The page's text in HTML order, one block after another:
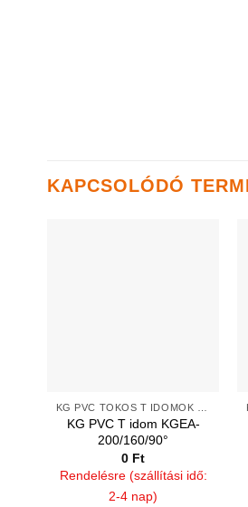
KAPCSOLÓDÓ
KG PVC T idom KGEA-
200/160/90°
0 Ft
Rendelésre (szállítási idő:
2-4 nap)